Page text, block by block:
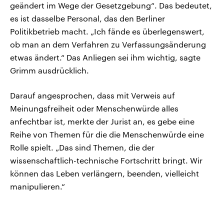
geändert im Wege der Gesetzgebung“. Das bedeutet,
es ist dasselbe Personal, das den Berliner
Politikbetrieb macht. „Ich fände es überlegenswert,
ob man an dem Verfahren zu Verfassungsänderung
etwas ändert.“ Das Anliegen sei ihm wichtig, sagte
Grimm ausdrücklich.
Darauf angesprochen, dass mit Verweis auf
Meinungsfreiheit oder Menschenwürde alles
anfechtbar ist, merkte der Jurist an, es gebe eine
Reihe von Themen für die die Menschenwürde eine
Rolle spielt. „Das sind Themen, die der
wissenschaftlich-technische Fortschritt bringt. Wir
können das Leben verlängern, beenden, vielleicht
manipulieren.“